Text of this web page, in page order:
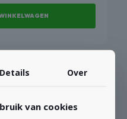
Details Over
van cookies